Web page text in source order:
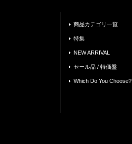
商品カテゴリ一覧
特集
NEW ARRIVAL
セール品 / 特価盤
Which Do You Choose?